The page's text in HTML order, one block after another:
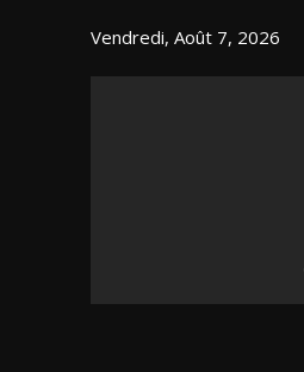
Vendredi, Août 7, 2026